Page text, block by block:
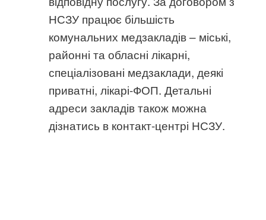
НСЗУ працює більшість
комунальних медзакладів – міські,
районні та обласні лікарні,
спеціалізовані медзаклади, деякі
приватні, лікарі-ФОП. Детальні
адреси закладів також можна
дізнатись в контакт-центрі НСЗУ.